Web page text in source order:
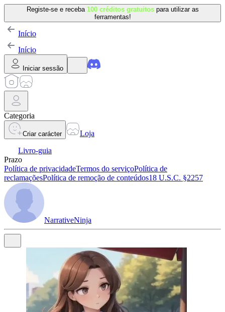
Registe-se e receba 100 créditos gratuitos para utilizar as
ferramentas!
Início
Início
Iniciar sessão
Categoria
Criar carácter
Loja
Livro-guia
Prazo
Política de privacidadeTermos do serviçoPolítica de
reclamaçõesPolítica de remoção de conteúdos18 U.S.C. §2257
NarrativeNinja